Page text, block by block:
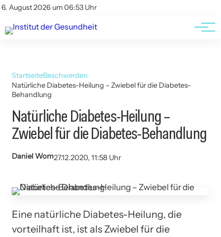
6. August 2026 um 06:53 Uhr
Kontakt
Kontakt
AGBs
StartseiteBeschwerden
Natürliche Diabetes-Heilung – Zwiebel für die Diabetes-
Behandlung
Natürliche Diabetes-Heilung –
Zwiebel für die Diabetes-Behandlung
Daniel Wom27.12.2020, 11:58 Uhr
Eine natürliche Diabetes-Heilung, die
vorteilhaft ist, ist als Zwiebel für die